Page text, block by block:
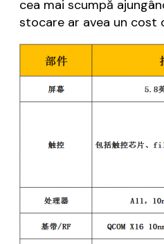
cea mai scumpă
stocare ar avea un cost